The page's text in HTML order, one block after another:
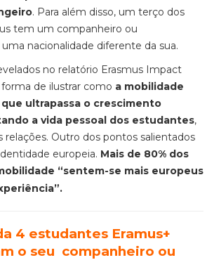
. Para além disso, um terço dos
tem um companheiro ou
nacionalidade diferente da sua.
no relatório Erasmus Impact
de ilustrar como a mobilidade
ultrapassa o crescimento
a vida pessoal dos estudantes,
relações. Outro dos pontos salientados
europeia. Mais de 80% dos
“sentem-se mais europeus
4 estudantes Eramus+
o seu companheiro ou